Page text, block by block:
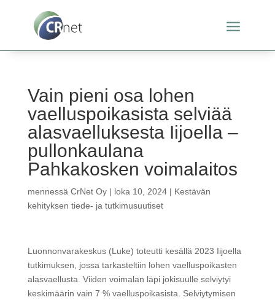
Vain pieni osa lohen
vaelluspoikasista selviää
alasvaelluksesta Iijoella –
pullonkaulana
Pahkakosken voimalaitos
mennessä CrNet Oy| loka 10, 2024| Kestävän
kehityksen tiede- ja tutkimusuutiset
Luonnonvarakeskus (Luke) toteutti kesällä 2023 Iijoella
tutkimuksen, jossa tarkasteltiin lohen vaelluspoikasten
alasvaellusta. Viiden voimalan läpi jokisuulle selviytyi
keskimäärin vain 7 % vaelluspoikasista. Selviytymisen